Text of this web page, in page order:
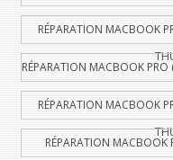
RÉPARATION MACBOOK
RÉPARATION MACBOOK
RÉPARATION MACBOOK
RÉPARATION MACBOOK